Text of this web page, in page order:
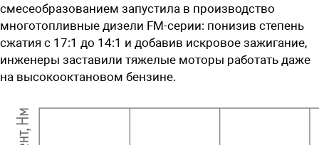
смесеобразованием запустила в производство
многотопливные дизели FM-серии: понизив степень
сжатия с 17:1 до 14:1 и добавив искровое зажигание,
инженеры заставили тяжелые моторы работать даже
на высокооктановом бензине.